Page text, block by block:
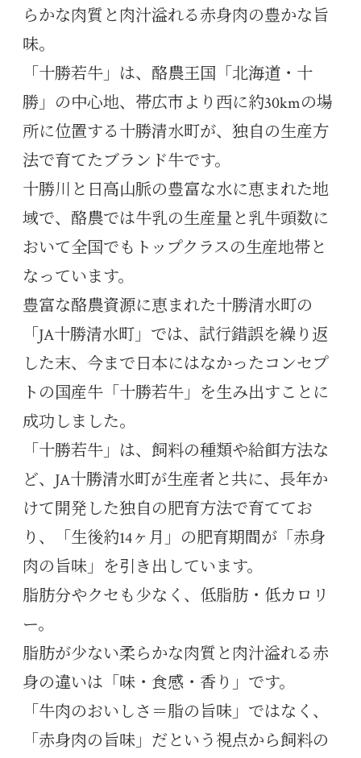
らかな肉質と肉汁溢れる赤身肉の豊かな旨
味。
「十勝若牛」は、酪農王国「北海道・十
勝」の中心地、帯広市より西に約30kmの場
所に位置する十勝清水町が、独自の生産方
法で育てたブランド牛です。
十勝川と日高山脈の豊富な水に恵まれた地
域で、酪農では牛乳の生産量と乳牛頭数に
おいて全国でもトップクラスの生産地帯と
なっています。
豊富な酪農資源に恵まれた十勝清水町の
「JA十勝清水町」では、試行錯誤を繰り返
した末、今まで日本にはなかったコンセプ
トの国産牛「十勝若牛」を生み出すことに
成功しました。
「十勝若牛」は、飼料の種類や給餌方法な
ど、JA十勝清水町が生産者と共に、長年か
けて開発した独自の肥育方法で育ててお
り、「生後約14ヶ月」の肥育期間が「赤身
肉の旨味」を引き出しています。
脂肪分やクセも少なく、低脂肪・低カロリ
ー。
脂肪が少ない柔らかな肉質と肉汁溢れる赤
身の違いは「味・食感・香り」です。
「牛肉のおいしさ＝脂の旨味」ではなく、
「赤身肉の旨味」だという視点から飼料の